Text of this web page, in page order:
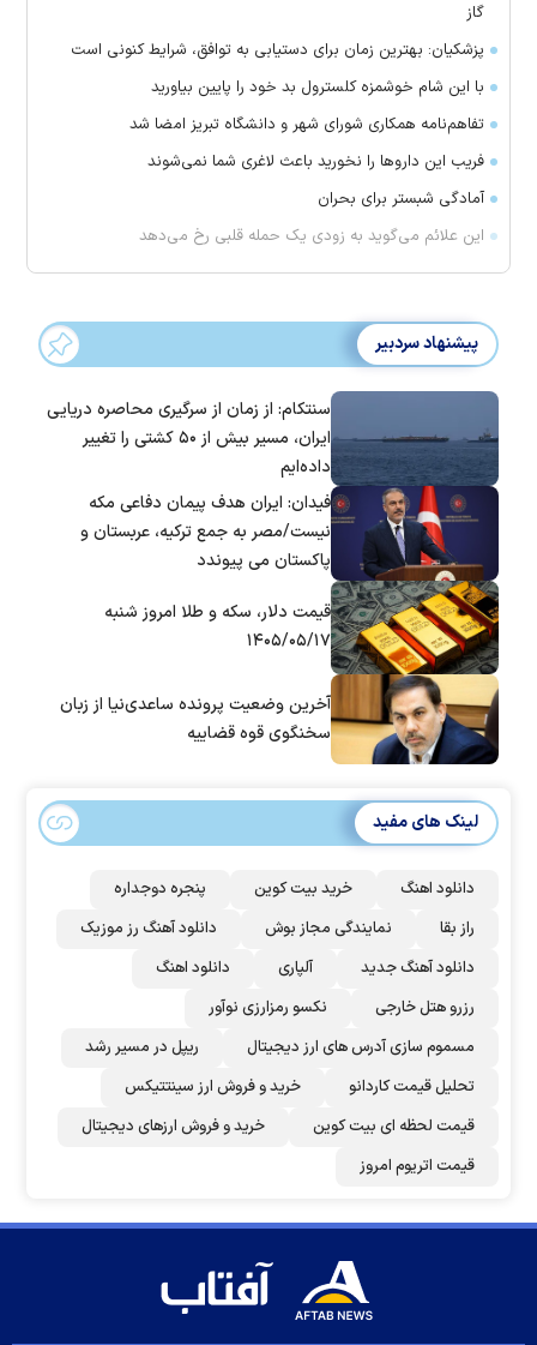
گاز
پزشکیان: بهترین زمان برای دستیابی به توافق، شرایط کنونی است
با این شام خوشمزه کلسترول بد خود را پایین بیاورید
تفاهم‌نامه همکاری شورای شهر و دانشگاه تبریز امضا شد
فریب این دارو‌ها را نخورید باعث لاغری شما نمی‌شوند
آمادگی شبستر برای بحران
این علائم می‌گوید به زودی یک حمله قلبی رخ می‌دهد
پیشنهاد سردبیر
سنتکام: از زمان از سرگیری محاصره دریایی
ایران، مسیر بیش از ۵۰ کشتی را تغییر
داده‌ایم
فیدان: ایران هدف پیمان دفاعی مکه
نیست/مصر به جمع ترکیه، عربستان و
پاکستان می پیوندد
قیمت دلار، سکه و طلا امروز شنبه
۱۴۰۵/۰۵/۱۷
آخرین وضعیت پرونده ساعدی‌نیا از زبان
سخنگوی قوه قضاییه
لینک های مفید
دانلود اهنگ خرید بیت کوین
پنجره دوجداره
راز بقا
نمایندگی مجاز بوش
دانلود آهنگ رز‌ موزیک
دانلود آهنگ جدید
آلپاری
دانلود اهنگ
رزرو هتل خارجی
نکسو رمزارزی نوآور
مسموم سازی آدرس های ارز دیجیتال
ریپل در مسیر رشد
تحلیل قیمت کاردانو
خرید و فروش ارز سینتتیکس
قیمت لحظه ای بیت کوین
خرید و فروش ارزهای دیجیتال
قیمت اتریوم امروز